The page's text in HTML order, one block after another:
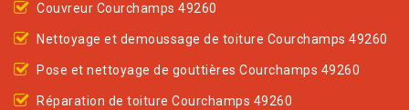
Couvreur Courchamps 49260
Nettoyage et demoussage de toiture Courchamps 49260
Pose et nettoyage de gouttières Courchamps 49260
Réparation de toiture Courchamps 49260